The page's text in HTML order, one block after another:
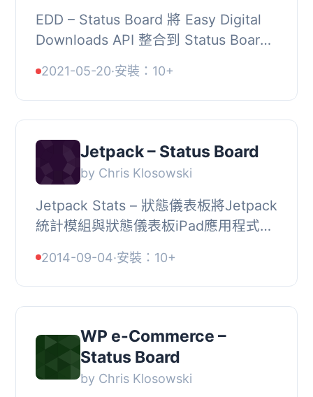
EDD – Status Board 將 Easy Digital
Downloads API 整合到 Status Board
Board 應用程式已停產且不再提供。如
果您...
2021-05-20·安裝：10+
Jetpack – Status Board
by Chris Klosowski
Jetpack Stats – 狀態儀表板將Jetpack
統計模組與狀態儀表板iPad應用程式整
擊Jetpack選單，並選擇‘Status Boa...
2014-09-04·安裝：10+
WP e-Commerce –
Status Board
by Chris Klosowski